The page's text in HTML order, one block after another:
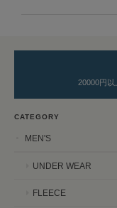
20000円以
CATEGORY
MEN'S
UNDER WEAR
FLEECE